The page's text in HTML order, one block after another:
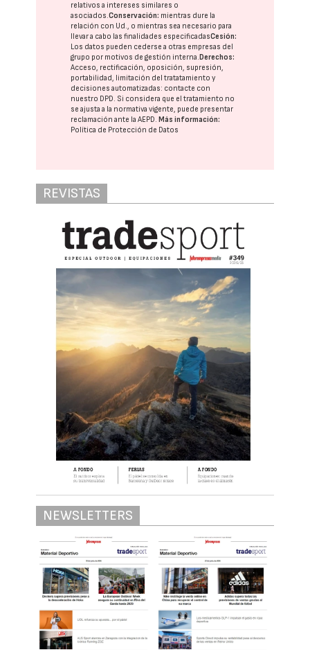
relativos a intereses similares o
asociados.Conservación: mientras dure la
relación con Ud., o mientras sea necesario para
llevar a cabo las finalidades especificadasCesión:
Los datos pueden cederse a otras empresas del
grupo por motivos de gestión interna.Derechos:
Acceso, rectificación, oposición, supresión,
portabilidad, limitación del tratatamiento y
decisiones automatizadas: contacte con
nuestro DPD. Si considera que el tratamiento no
se ajusta a la normativa vigente, puede presentar
reclamación ante laAEPD.Más información:
Política de Protección de Datos
REVISTAS
NEWSLETTERS